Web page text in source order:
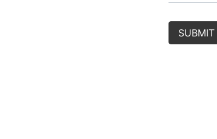
SUBMIT